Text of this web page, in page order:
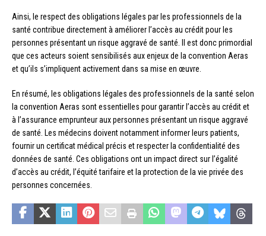
Ainsi, le respect des obligations légales par les professionnels de la
santé contribue directement à améliorer l’accès au crédit pour les
personnes présentant un risque aggravé de santé. Il est donc primordial
que ces acteurs soient sensibilisés aux enjeux de la convention Aeras
et qu’ils s’impliquent activement dans sa mise en œuvre.
En résumé, les obligations légales des professionnels de la santé selon
la convention Aeras sont essentielles pour garantir l’accès au crédit et
à l’assurance emprunteur aux personnes présentant un risque aggravé
de santé. Les médecins doivent notamment informer leurs patients,
fournir un certificat médical précis et respecter la confidentialité des
données de santé. Ces obligations ont un impact direct sur l’égalité
d’accès au crédit, l’équité tarifaire et la protection de la vie privée des
personnes concernées.